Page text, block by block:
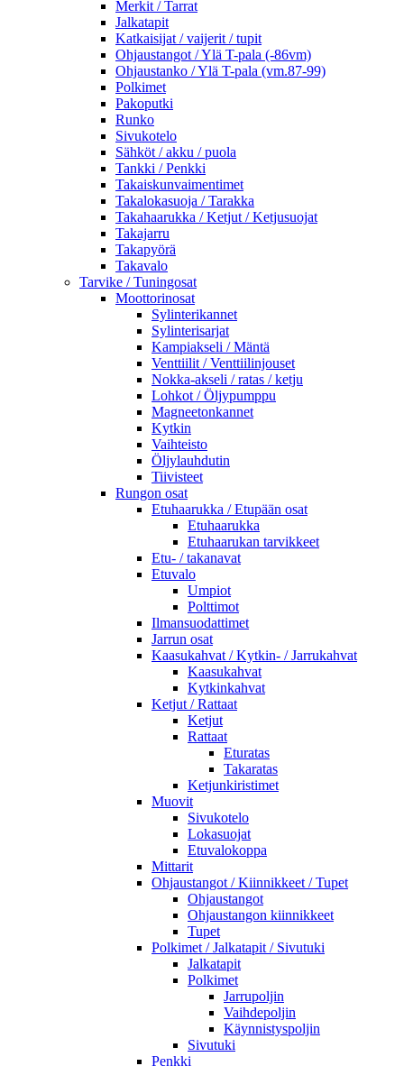
Merkit / Tarrat
Jalkatapit
Katkaisijat / vaijerit / tupit
Ohjaustangot / Ylä T-pala (-86vm)
Ohjaustanko / Ylä T-pala (vm.87-99)
Polkimet
Pakoputki
Runko
Sivukotelo
Sähköt / akku / puola
Tankki / Penkki
Takaiskunvaimentimet
Takalokasuoja / Tarakka
Takahaarukka / Ketjut / Ketjusuojat
Takajarru
Takapyörä
Takavalo
Tarvike / Tuningosat
Moottorinosat
Sylinterikannet
Sylinterisarjat
Kampiakseli / Mäntä
Venttiilit / Venttiilinjouset
Nokka-akseli / ratas / ketju
Lohkot / Öljypumppu
Magneetonkannet
Kytkin
Vaihteisto
Öljylauhdutin
Tiivisteet
Rungon osat
Etuhaarukka / Etupään osat
Etuhaarukka
Etuhaarukan tarvikkeet
Etu- / takanavat
Etuvalo
Umpiot
Polttimot
Ilmansuodattimet
Jarrun osat
Kaasukahvat / Kytkin- / Jarrukahvat
Kaasukahvat
Kytkinkahvat
Ketjut / Rattaat
Ketjut
Rattaat
Eturatas
Takaratas
Ketjunkiristimet
Muovit
Sivukotelo
Lokasuojat
Etuvalokoppa
Mittarit
Ohjaustangot / Kiinnikkeet / Tupet
Ohjaustangot
Ohjaustangon kiinnikkeet
Tupet
Polkimet / Jalkatapit / Sivutuki
Jalkatapit
Polkimet
Jarrupoljin
Vaihdepoljin
Käynnistyspoljin
Sivutuki
Penkki